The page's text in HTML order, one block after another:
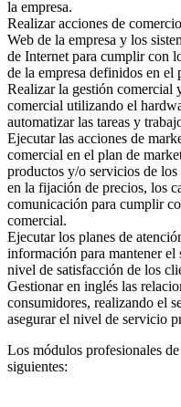
la empresa.
Realizar acciones de
Web de la empresa y los
de Internet para cumplir con
de la empresa definidos en
Realizar la gestión comercial
comercial utilizando el
automatizar las tareas y
Ejecutar las acciones de
comercial en el plan de
productos y/o servicios de
en la fijación de precios, los
comunicación para cumplir
comercial.
Ejecutar los planes de
información para mantener
nivel de satisfacción de los
Gestionar en inglés las
consumidores, realizando el
asegurar el nivel de servicio
Los módulos profesionales
siguientes: